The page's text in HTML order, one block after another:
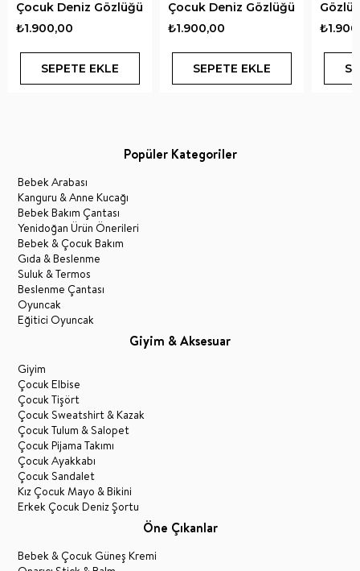
Çocuk Deniz Gözlüğü
₺1.900,00
SEPETE EKLE
Çocuk Deniz Gözlüğü
₺1.900,00
SEPETE EKLE
Popüler Kategoriler
Bebek Arabası
Kanguru & Anne Kucağı
Bebek Bakım Çantası
Yenidoğan Ürün Önerileri
Bebek & Çocuk Bakım
Gıda & Beslenme
Suluk & Termos
Beslenme Çantası
Oyuncak
Eğitici Oyuncak
Giyim & Aksesuar
Giyim
Çocuk Elbise
Çocuk Tişört
Çocuk Sweatshirt & Kazak
Çocuk Tulum & Salopet
Çocuk Pijama Takımı
Çocuk Ayakkabı
Çocuk Sandalet
Kız Çocuk Mayo & Bikini
Erkek Çocuk Deniz Şortu
Öne Çıkanlar
Bebek & Çocuk Güneş Kremi